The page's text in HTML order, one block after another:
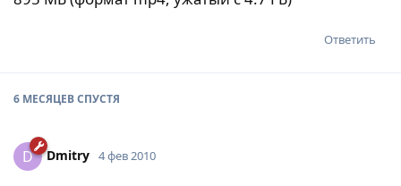
Ответить
6 МЕСЯЦЕВСПУСТЯ
D Dmitry 4 фев 2010